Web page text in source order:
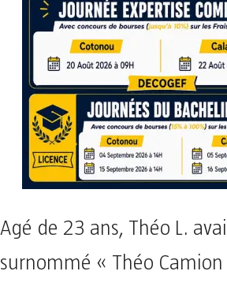
Agé de 23 ans, Théo L.
surnommé « Théo Camion